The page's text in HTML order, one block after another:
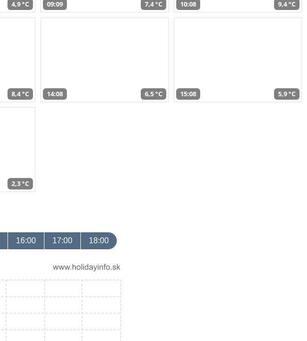
4,9 °C 09:09 7,4 °C 10:08 9,4 °C
8,4 °C 14:08 6,5 °C 15:08 5,9 °C
2,3 °C
16:00 17:00 18:00